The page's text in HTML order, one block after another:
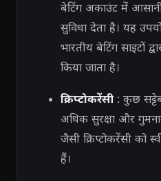
बेटिंग अकाउंट में
सुविधा देता है। यह
भारतीय बेटिंग साइटों
किया जाता है।
क्रिप्टोकरेंसी: कुछ
अधिक सुरक्षा और
जैसी क्रिप्टोकरेंसी को
हैं।